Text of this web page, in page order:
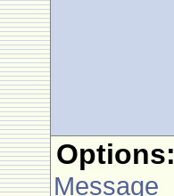
Options:
Message